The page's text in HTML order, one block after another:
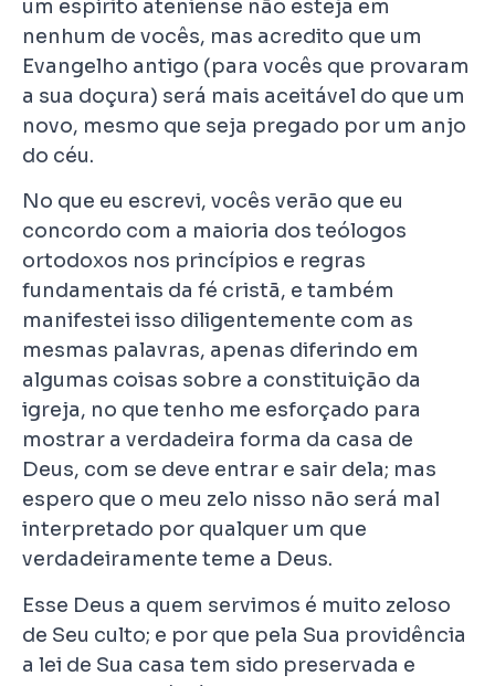
um espírito ateniense não esteja em
nenhum de vocês, mas acredito que um
Evangelho antigo (para vocês que provaram
a sua doçura) será mais aceitável do que um
novo, mesmo que seja pregado por um anjo
do céu.
No que eu escrevi, vocês verão que eu
concordo com a maioria dos teólogos
ortodoxos nos princípios e regras
fundamentais da fé cristã, e também
manifestei isso diligentemente com as
mesmas palavras, apenas diferindo em
algumas coisas sobre a constituição da
igreja, no que tenho me esforçado para
mostrar a verdadeira forma da casa de
Deus, com se deve entrar e sair dela; mas
espero que o meu zelo nisso não será mal
interpretado por qualquer um que
verdadeiramente teme a Deus.
Esse Deus a quem servimos é muito zeloso
de Seu culto; e por que pela Sua providência
a lei de Sua casa tem sido preservada e